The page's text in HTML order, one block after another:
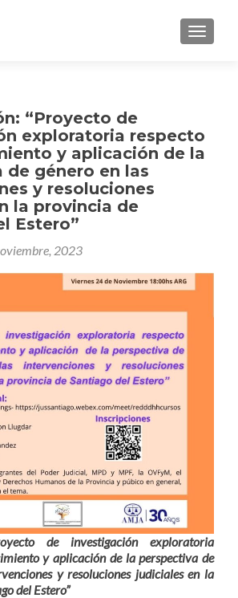
“Proyecto de
exploratoria respecto
y aplicación de la
de género en las
y resoluciones
la provincia de
Estero”
2023
de investigación exploratoria
y aplicación de la perspectiva de
y resoluciones judiciales en la
del Estero”